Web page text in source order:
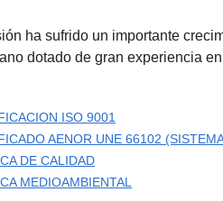
ha sufrido un importante
dotado de gran experiencia
ISO 9001
AENOR UNE 66102
DE CALIDAD
MEDIOAMBIENTAL